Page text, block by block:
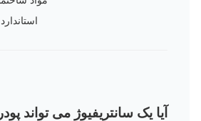
آیا یک سانتریفیوژ می تواند